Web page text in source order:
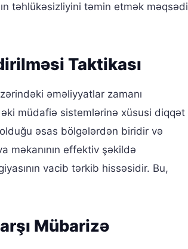
təhlükəsizliyini təmin etmək məqsədi
Taktikası
əməliyyatlar zamanı
müdafiə sistemlərinə xüsusi diqqət
əsas bölgələrdən biridir və
məkanının effektiv şəkildə
vacib tərkib hissəsidir. Bu,
Mübarizə